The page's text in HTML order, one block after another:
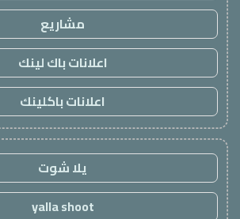
مشاريع
اعلانات باك لينك
اعلانات باكلينك
يلا شوت
yalla shoot